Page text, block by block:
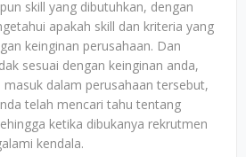
skill yang dibutuhkan, dengan
apakah skill dan kriteria yang
keinginan perusahaan. Dan
sesuai dengan keinginan anda,
dalam perusahaan tersebut,
telah mencari tahu tentang
ketika dibukanya rekrutmen
kendala.